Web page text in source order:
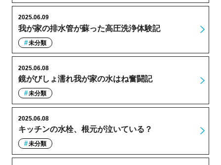
我が家の排水管が蘇った高圧洗浄体験記
2025.06.09
未分類
鏡がびしょ濡れ我が家の水はね奮闘記
2025.06.08
未分類
キッチンの水栓、根元が泣いている？
2025.06.08
未分類